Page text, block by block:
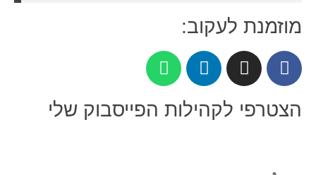
מוזמנת לעקוב:
הצטרפי לקהילות הפייסבוק שלי